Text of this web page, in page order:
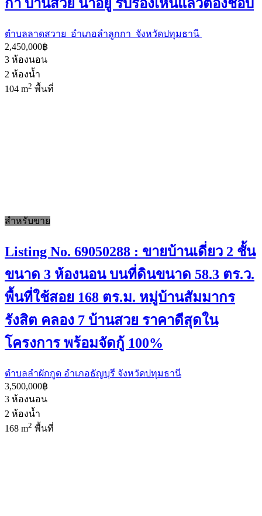
กา บ้านสวย น่าอยู่ รับรองเห็นแล้วต้องชอบ
ตำบลลาดสวาย อำเภอลำลูกกา จังหวัดปทุมธานี
2,450,000฿
3 ห้องนอน
2 ห้องน้ำ
104 m2 พื้นที่
สำหรับขาย
Listing No. 69050288 : ขายบ้านเดี่ยว 2 ชั้น
ขนาด 3 ห้องนอน บนที่ดินขนาด 58.3 ตร.ว.
พื้นที่ใช้สอย 168 ตร.ม. หมู่บ้านสัมมากร
รังสิต คลอง 7 บ้านสวย ราคาดีสุดใน
โครงการ พร้อมจัดกู้ 100%
ตำบลลำผักกูด อำเภอธัญบุรี จังหวัดปทุมธานี
3,500,000฿
3 ห้องนอน
2 ห้องน้ำ
168 m2 พื้นที่